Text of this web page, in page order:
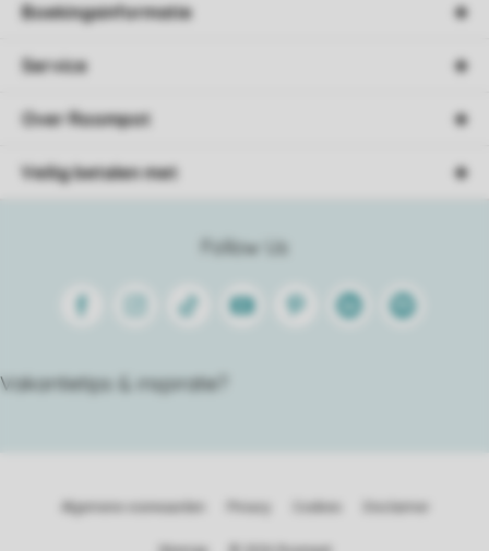
Follow Us
FacebookInstagram
Tiktok Youtube PinterestLinkedinSpotify
Vakantietips & inspiratie?
Boekingsinformatie
Service
Over Roompot
Veilig betalen met